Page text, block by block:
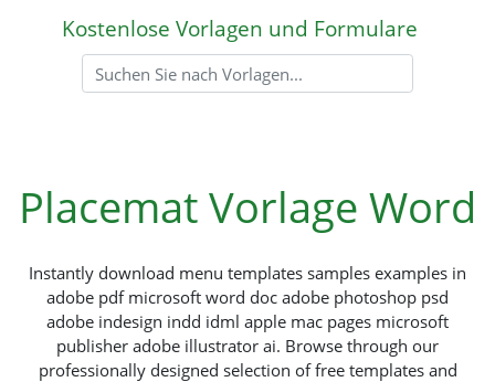
Kostenlose Vorlagen und Formulare
Placemat Vorlage Word
Instantly download menu templates samples examples in
adobe pdf microsoft word doc adobe photoshop psd
adobe indesign indd idml apple mac pages microsoft
publisher adobe illustrator ai. Browse through our
professionally designed selection of free templates and